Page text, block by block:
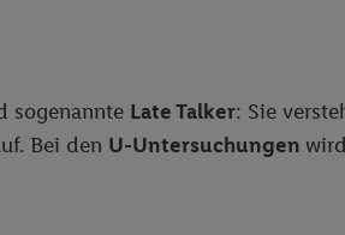
sogenannte Late Talker: Sie
Bei den U-Untersuchungen